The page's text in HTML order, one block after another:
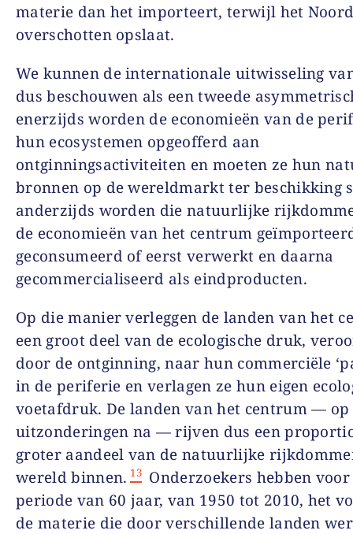
materie dan het importeert, terwijl het
overschotten opslaat.
We kunnen de internationale uitwisseling
dus beschouwen als een tweede
enerzijds worden de economieën van de
hun ecosystemen opgeofferd aan
ontginningsactiviteiten en moeten ze hun
bronnen op de wereldmarkt ter beschikking
anderzijds worden die natuurlijke
de economieën van het centrum
geconsumeerd of eerst verwerkt en daarna
gecommercialiseerd als eindproducten.
Op die manier verleggen de landen van het
een groot deel van de ecologische druk,
door de ontginning, naar hun commerciële
in de periferie en verlagen ze hun eigen
voetafdruk. De landen van het centrum — op
uitzonderingen na — rijven dus een
groter aandeel van de natuurlijke
wereld binnen. 13 Onderzoekers hebben voor
periode van 60 jaar, van 1950 tot 2010, het
de materie die door verschillende landen